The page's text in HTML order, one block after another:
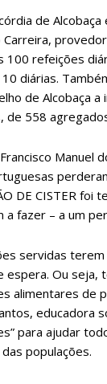
12
Acesso ao
Acesso aos
Ofertas para
de
Carreira,
100 refeições
diárias.
de Alcobaça
de 558
Manuel
DE CISTER
fazer – a um
servidas
Ou seja,
alimentares de
educadora
para ajudar
populações.